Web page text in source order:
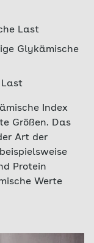
Last
Glykämische
Last
Index
Größen. Das
Art der
Protein
Werte